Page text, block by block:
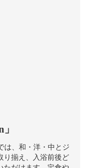
は、和・洋・中とジ
り揃え、入浴前後ど